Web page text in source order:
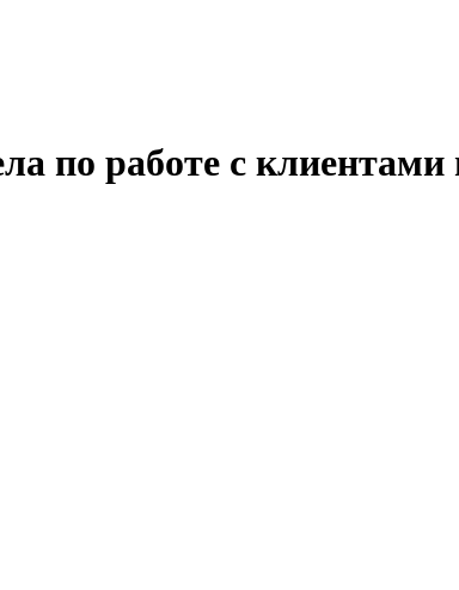
по работе с